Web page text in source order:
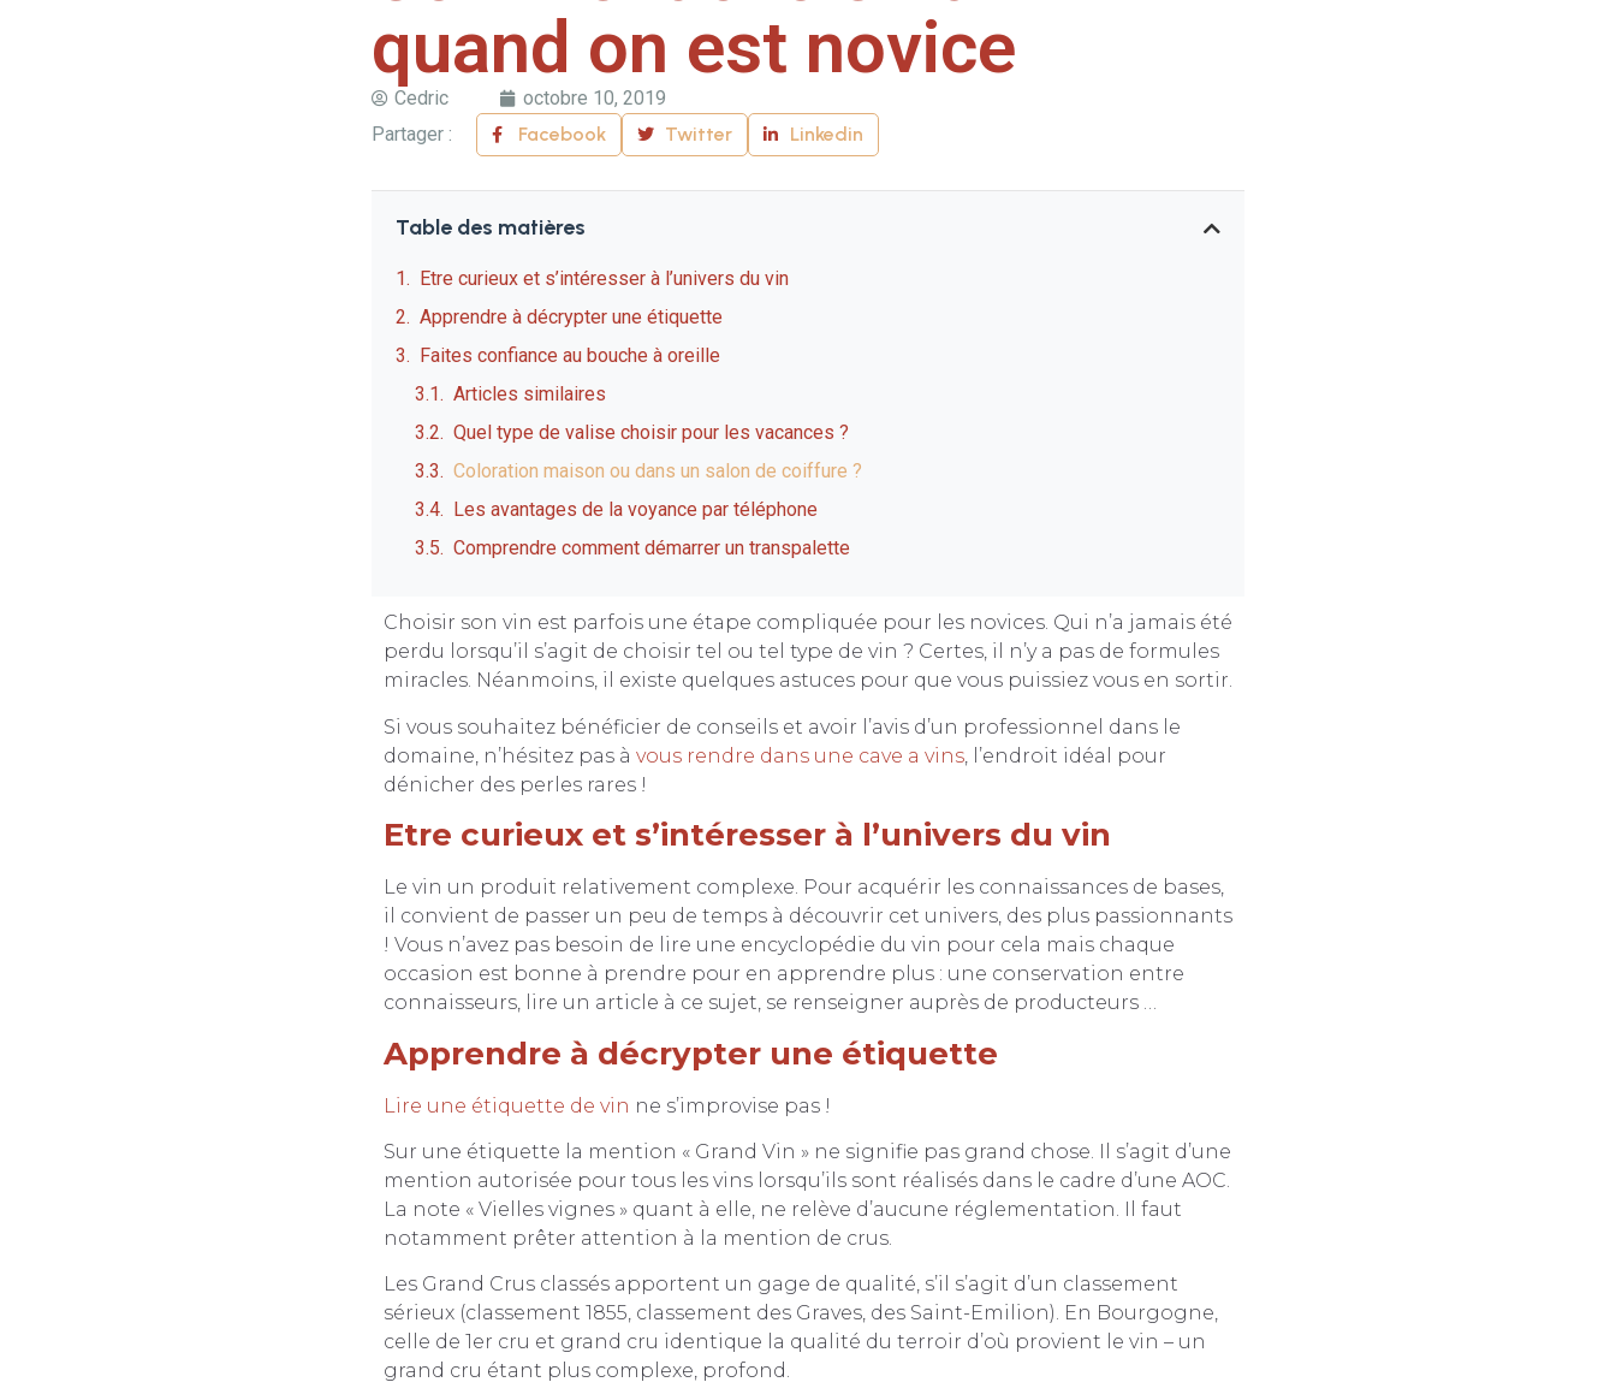
quand on est novice
Cedric
octobre 10, 2019
Partager :
Facebook Twitter Linkedin
Table des matières
Etre curieux et s’intéresser à l’univers du vin
Apprendre à décrypter une étiquette
Faites confiance au bouche à oreille
Articles similaires
Quel type de valise choisir pour les vacances ?
Coloration maison ou dans un salon de coiffure ?
Les avantages de la voyance par téléphone
Comprendre comment démarrer un transpalette
Choisir son vin est parfois une étape compliquée pour les novices. Qui n’a jamais été
perdu lorsqu’il s’agit de choisir tel ou tel type de vin ? Certes, il n’y a pas de formules
miracles. Néanmoins, il existe quelques astuces pour que vous puissiez vous en sortir.
Si vous souhaitez bénéficier de conseils et avoir l’avis d’un professionnel dans le
domaine, n’hésitez pas à vous rendre dans une cave a vins, l’endroit idéal pour
dénicher des perles rares !
Etre curieux et s’intéresser à l’univers du vin
Le vin un produit relativement complexe. Pour acquérir les connaissances de bases,
il convient de passer un peu de temps à découvrir cet univers, des plus passionnants
! Vous n’avez pas besoin de lire une encyclopédie du vin pour cela mais chaque
occasion est bonne à prendre pour en apprendre plus : une conservation entre
connaisseurs, lire un article à ce sujet, se renseigner auprès de producteurs …
Apprendre à décrypter une étiquette
Lire une étiquette de vin ne s’improvise pas !
Sur une étiquette la mention « Grand Vin » ne signifie pas grand chose. Il s’agit d’une
mention autorisée pour tous les vins lorsqu’ils sont réalisés dans le cadre d’une AOC.
La note « Vielles vignes » quant à elle, ne relève d’aucune réglementation. Il faut
notamment prêter attention à la mention de crus.
Les Grand Crus classés apportent un gage de qualité, s’il s’agit d’un classement
sérieux (classement 1855, classement des Graves, des Saint-Emilion). En Bourgogne,
celle de 1er cru et grand cru identique la qualité du terroir d’où provient le vin – un
grand cru étant plus complexe, profond.